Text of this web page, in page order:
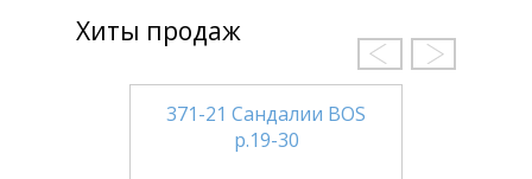
Хиты продаж
371-21 Сандалии BOS
р.19-30